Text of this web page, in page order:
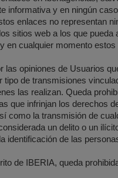
informativa y en ningún
enlaces no representan
sitios web a los que
en cualquier momento
las opiniones de Usuarios
tipo de transmisiones
las realizan. Queda
que infrinjan los derechos
como la transmisión de
un delito o un
identificación de las
de IBERIA, queda